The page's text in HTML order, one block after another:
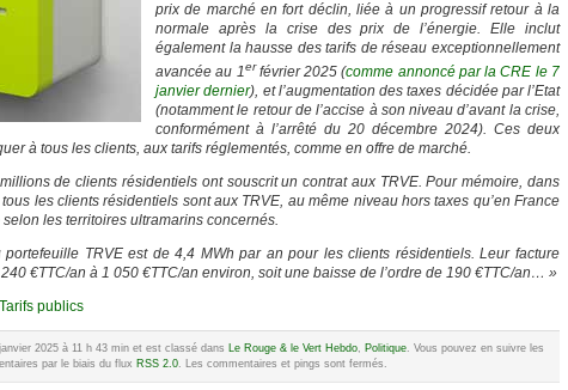
prix de marché en fort déclin, liée à un progressif retour à la
normale après la crise des prix de l’énergie. Elle inclut
également la hausse des tarifs de réseau exceptionnellement
avancée au 1er février 2025 (comme annoncé par la CRE le 7
janvier dernier), et l’augmentation des taxes décidée par l’Etat
(notamment le retour de l’accise à son niveau d’avant la crise,
conformément à l’arrêté du 20 décembre 2024). Ces deux
à tous les clients, aux tarifs réglementés, comme en offre de marché.
de clients résidentiels ont souscrit un contrat aux TRVE. Pour mémoire, dans
les clients résidentiels sont aux TRVE, au même niveau hors taxes qu’en France
les territoires ultramarins concernés.
TRVE est de 4,4 MWh par an pour les clients résidentiels. Leur facture
€TTC/an à 1 050 €TTC/an environ, soit une baisse de l’ordre de 190 €TTC/an… »
Tarifs publics
2025 à 11 h 43 min et est classé dans Le Rouge & le Vert Hebdo, Politique. Vous pouvez en suivre les
par le biais du flux RSS 2.0. Les commentaires et pings sont fermés.